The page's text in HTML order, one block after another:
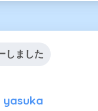
しました
yasuka